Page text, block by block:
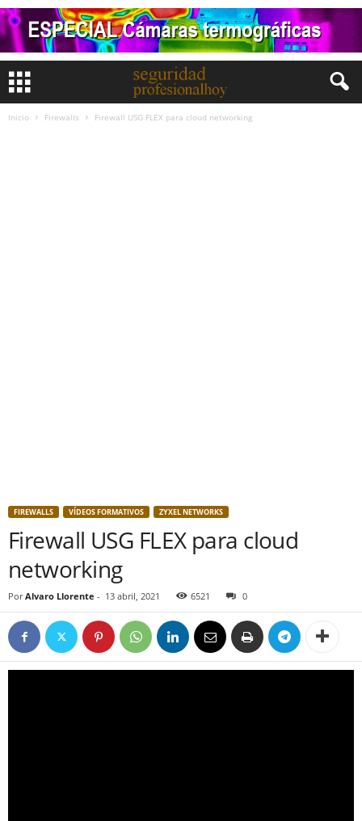
Inicio Firewalls Firewall USG FLEX para cloud networking
FIREWALLS VÍDEOS FORMATIVOS ZYXEL NETWORKS
Firewall USG FLEX para cloud
networking
Por Alvaro Llorente - 13 abril, 2021 6521 0